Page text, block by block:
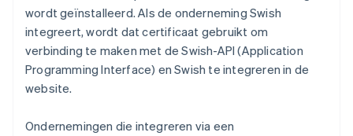
wordt geïnstalleerd. Als de onderneming Swish
integreert, wordt dat certificaat gebruikt om
verbinding te maken met de Swish-API (Application
Programming Interface) en Swish te integreren in de
website.
Ondernemingen die integreren via een